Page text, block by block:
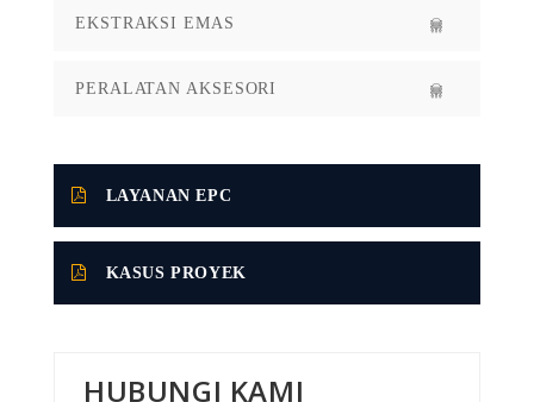
EKSTRAKSI EMAS
PERALATAN AKSESORI
LAYANAN EPC
KASUS PROYEK
HUBUNGI KAMI